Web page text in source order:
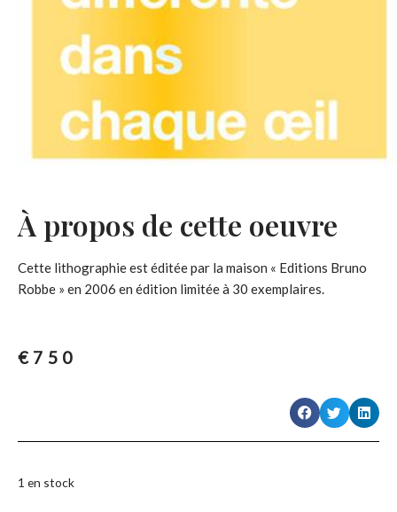
À propos de cette oeuvre
Cette lithographie est éditée par la maison « Editions Bruno
Robbe » en 2006 en édition limitée à 30 exemplaires.
€ 750
1 en stock